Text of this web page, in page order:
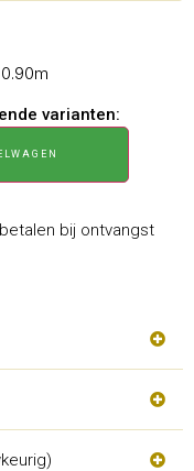
varianten:
bij ontvangst